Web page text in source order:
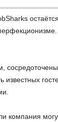
известных
компания